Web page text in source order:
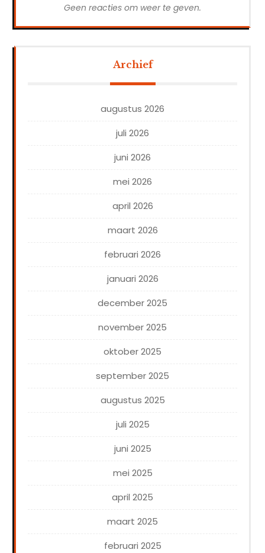
Geen reacties om weer te geven.
Archief
augustus 2026
juli 2026
juni 2026
mei 2026
april 2026
maart 2026
februari 2026
januari 2026
december 2025
november 2025
oktober 2025
september 2025
augustus 2025
juli 2025
juni 2025
mei 2025
april 2025
maart 2025
februari 2025